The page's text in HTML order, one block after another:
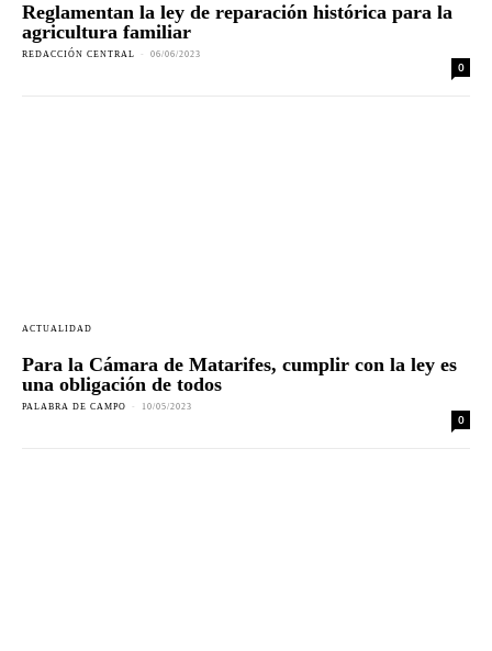
Reglamentan la ley de reparación histórica para la
agricultura familiar
REDACCIÓN CENTRAL - 06/06/2023
0
ACTUALIDAD
Para la Cámara de Matarifes, cumplir con la ley es
una obligación de todos
PALABRA DE CAMPO - 10/05/2023
0